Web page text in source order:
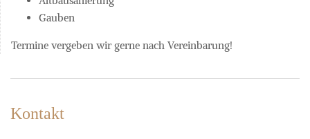
Gauben
Termine vergeben wir gerne nach Vereinbarung!
Kontakt